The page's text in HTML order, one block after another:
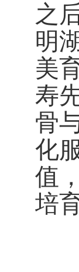
之
明
美
寿
骨
化
值
培